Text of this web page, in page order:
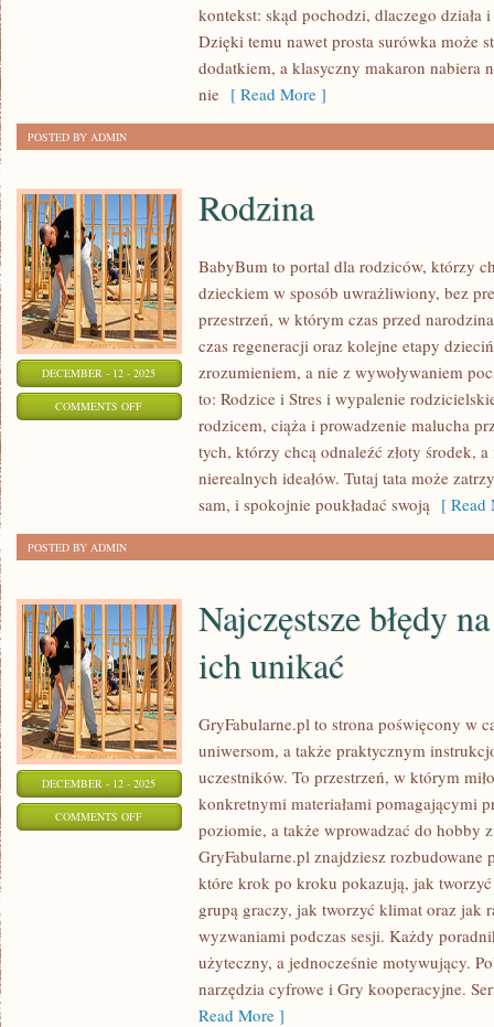
PODRÓŻE
KULINARNE
RELACJE
Z
FOOD
TOURÓW
kontekst: skąd pochodzi, dlaczego działa
Dzięki temu nawet prosta surówka może
dodatkiem, a klasyczny makaron nabiera
nie [ Read More ]
POSTED BY ADMIN
DECEMBER - 12 - 2025
COMMENTS OFFON
Rodzina
BabyBum to portal dla rodziców, którzy
dzieckiem w sposób uwrażliwiony, bez
przestrzeń, w którym czas przed
czas regeneracji oraz kolejne etapy
zrozumieniem, a nie z wywoływaniem
to: Rodzice i Stres i wypalenie
rodzicem, ciąża i prowadzenie malucha
tych, którzy chcą odnaleźć złoty środek,
nierealnych ideałów. Tutaj tata może
sam, i spokojnie poukładać swoją [ Read
POSTED BY ADMIN
DECEMBER - 12 - 2025
COMMENTS OFFON
NAJCZĘSTSZE
Najczęstsze błędy
ich unikać
GryFabularne.pl to strona poświęcony w
uniwersom, a także praktycznym
uczestników. To przestrzeń, w którym
konkretnymi materiałami pomagającymi
poziomie, a także wprowadzać do hobby
GryFabularne.pl znajdziesz rozbudowane
które krok po kroku pokazują, jak
grupą graczy, jak tworzyć klimat oraz jak
wyzwaniami podczas sesji. Każdy
użyteczny, a jednocześnie motywujący.
narzędzia cyfrowe i Gry kooperacyjne.
Read More ]